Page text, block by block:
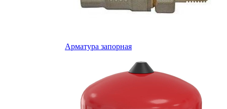
Арматура запорная